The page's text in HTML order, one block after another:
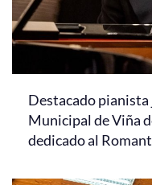
Destacado
Municipal de Viña
dedicado al